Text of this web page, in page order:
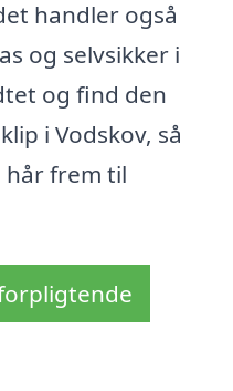
handler også
og selvsikker i
og find den
i Vodskov, så
hår frem til